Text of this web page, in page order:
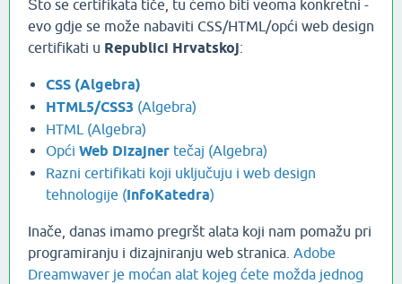
Što se certifikata tiče, tu ćemo biti veoma konkretni -
evo gdje se može nabaviti CSS/HTML/opći web design
certifikati u Republici Hrvatskoj:
CSS (Algebra)
HTML5/CSS3 (Algebra)
HTML (Algebra)
Opći Web Dizajner tečaj (Algebra)
Razni certifikati koji uključuju i web design
tehnologije (InfoKatedra)
Inače, danas imamo pregršt alata koji nam pomažu pri
programiranju i dizajniranju web stranica. Adobe
Dreamwaver je moćan alat kojeg ćete možda jednog